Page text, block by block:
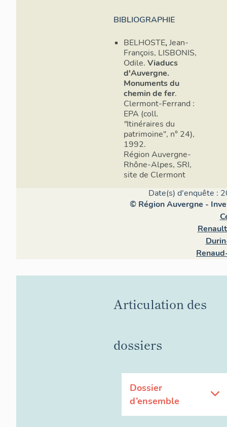
BIBLIOGRAPHIE
BELHOSTE,Jean-
François, LISBONIS,
Odile. Viaducs
d'Auvergne.
Monuments du
chemin de fer.
Clermont-Ferrand :
EPA (coll.
"Itinéraires du
patrimoine", n° 24),
1992.
Région Auvergne-
Rhône-Alpes, SRI,
site de Clermont
Date(s) d'enquête :
© Région Auvergne -
Articulation des
dossiers
Dossier
d’ensemble